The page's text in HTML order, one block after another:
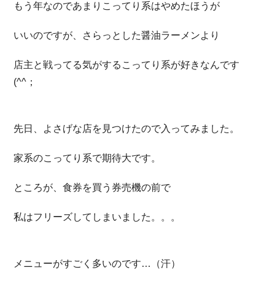
もう年なのであまりこってり系はやめたほうが
いいのですが、さらっとした醤油ラーメンより
店主と戦ってる気がするこってり系が好きなんです
(^^；
先日、よさげな店を見つけたので入ってみました。
家系のこってり系で期待大です。
ところが、食券を買う券売機の前で
私はフリーズしてしまいました。。。
メニューがすごく多いのです…（汗）